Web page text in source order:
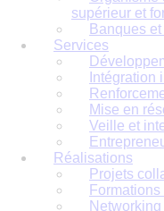
supérieur et
Banques
Services
Intégration
Mise en
Veille et
Réalisations
Projets